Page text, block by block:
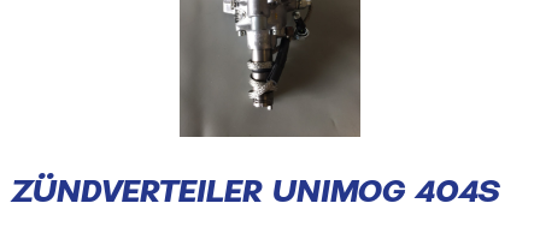
ZÜNDVERTEILER UNIMOG 404S